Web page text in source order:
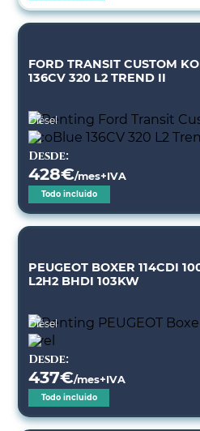
FORD TRANSIT CUSTOM
136CV 320 L2 TREND II
Diésel
Desde:
428€/mes+IVA
Todo incluido
PEUGEOT BOXER 114CDI
L2H2 BHDI 103KW
Diésel
Desde:
437€/mes+IVA
Todo incluido